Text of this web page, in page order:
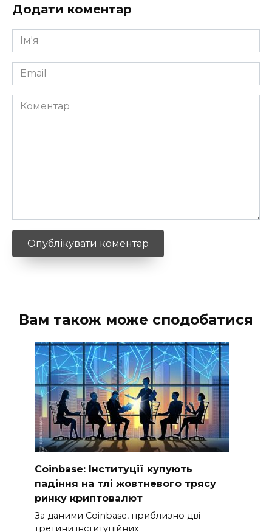
Додати коментар
Ім'я
*
Email
*
Коментар
Вам також може сподобатися
Coinbase: Інституції купують
падіння на тлі жовтневого трясу
ринку криптовалют
За даними Coinbase, приблизно дві
третини інституційних